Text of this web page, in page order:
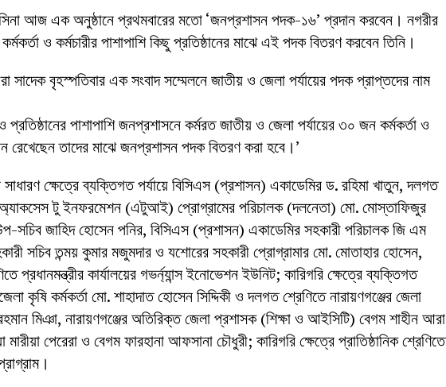
প্রার্থী আতিকুল ইসলামের ঈদ সামগ্রী বিতরন
দলিলে নামজারি ॥ এসিল্যান্ড অফিসে ভয়াবহ দুর্নীতি
আজ এক অনুষ্ঠানে প্রথমবারের মতো ‘জনপ্রশাসন পদক-১৬’ প্রদান করবেন। নগরীর
ও কর্মচারীর পাশাপাশি কিছু প্রতিষ্ঠানের মাঝে এই পদক বিতরণ করবেন তিনি।
সাদেক বৃহস্পতিবার এক সংবাদ সম্মেলনে জাতীয় ও জেলা পর্যায়ের পদক প্রাপ্তদের নাম
প্রতিষ্ঠানের পাশাপাশি জনপ্রশাসনে কর্মরত জাতীয় ও জেলা পর্যায়ের ৩০ জন কর্মকর্তা ও
রেখেছেন তাদের মাঝে জনপ্রশাসন পদক বিতরণ করা হবে।’
সাধারণ ক্ষেত্রে ব্যক্তিগত পর্যায়ে বিসিএস (প্রশাসন) একাডেমির ড. রহিমা খাতুন, দলগত
অ্যাকসেস টু ইনফরমেশন (এটুআই) প্রোগ্রামের পরিচালক (দলনেতা) মো. মোস্তাফিজুর
সচিব জাহিদ হোসেন পনির, বিসিএস (প্রশাসন) একাডেমির সহকারী পরিচালক জি এম
সচিব তন্ময় কুমার মজুমদার ও যশোরের সহকারী প্রোগ্রামার মো. মোতাহার হোসেন,
প্রধানমন্ত্রীর কার্যালয়ের গভর্ন্যান্স ইনোভেশন ইউনিট; কারিগরি ক্ষেত্রে ব্যক্তিগত
কৃষি কর্মকর্তা মো. শাহাদাত হোসেন সিদ্দিকী ও দলগত শ্রেণিতে নারায়ণগঞ্জের জেলা
মিঞা, নারায়ণগঞ্জের অতিরিক্ত জেলা প্রশাসক (শিক্ষা ও আইসিটি) বেগম শাহীন আরা
পেরেরা ও বেগম ফারহানা আফসানা চৌধুরী; কারিগরি ক্ষেত্রে প্রাতিষ্ঠানিক শ্রেণিতে